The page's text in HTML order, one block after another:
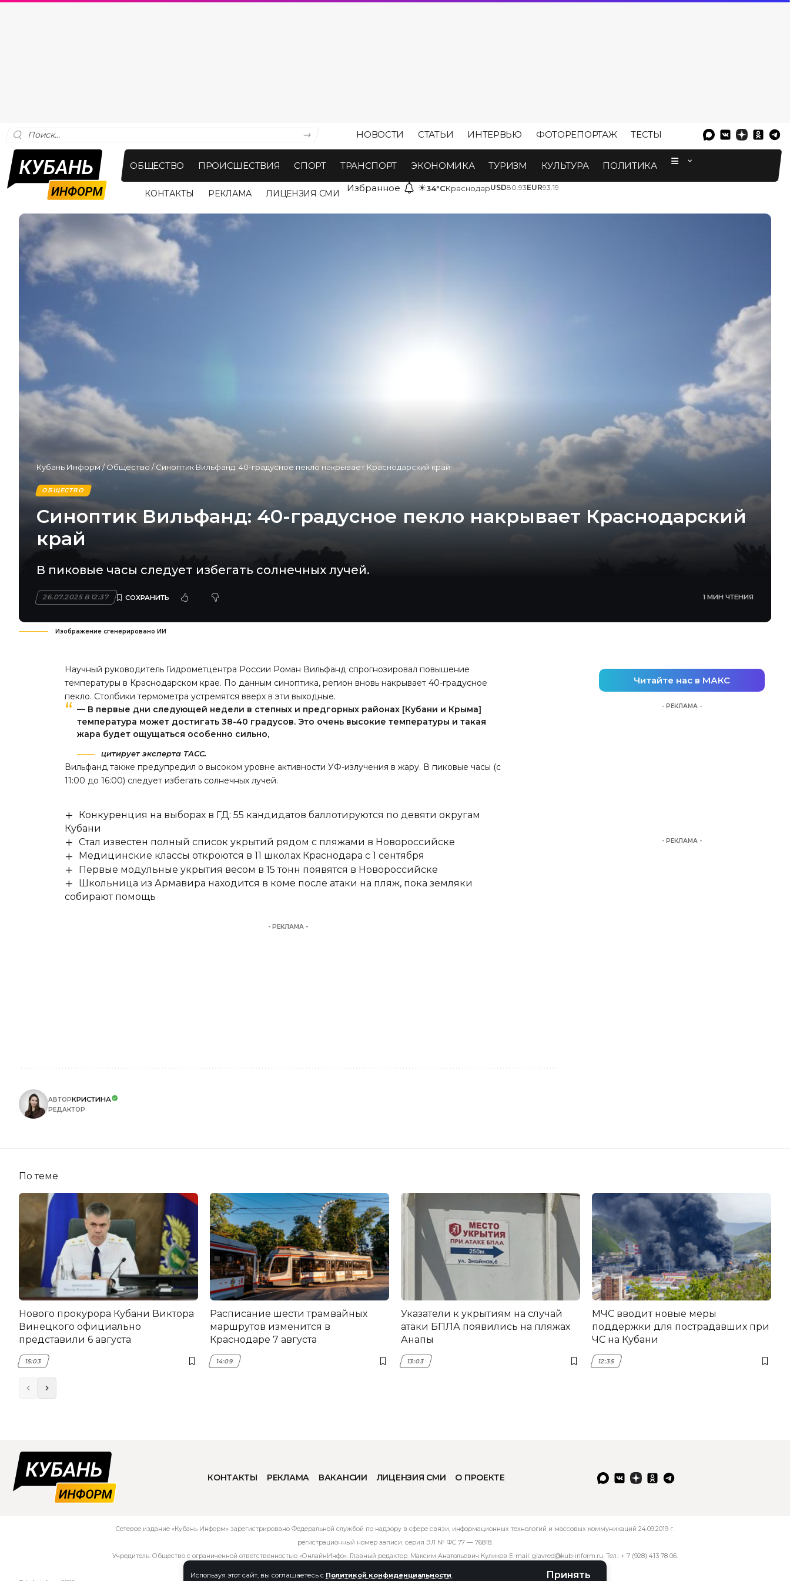
Используя этот сайт, вы соглашаетесь с Политикой конфиденциальности Принять
НОВОСТИ СТАТЬИ ИНТЕРВЬЮ ФОТОРЕПОРТАЖ ТЕСТЫ
ОБЩЕСТВО ПРОИСШЕСТВИЯ СПОРТ ТРАНСПОРТ ЭКОНОМИКА ТУРИЗМ КУЛЬТУРА ПОЛИТИКА
КОНТАКТЫ РЕКЛАМА ЛИЦЕНЗИЯ СМИ Избранное ☀34°CКраснодарUSD80.93EUR93.19
Кубань Информ/Общество /Синоптик Вильфанд: 40-градусное пекло накрывает Краснодарский край
ОБЩЕСТВО
Синоптик Вильфанд: 40-градусное пекло накрывает Краснодарский
край
В пиковые часы следует избегать солнечных лучей.
26.07.2025 В 12:37 1 МИН ЧТЕНИЯ
Изображение сгенерировано ИИ
Научный руководитель Гидрометцентра России Роман Вильфанд спрогнозировал повышение
температуры в Краснодарском крае. По данным синоптика, регион вновь накрывает 40-градусное
пекло. Столбики термометра устремятся вверх в эти выходные.
— В первые дни следующей недели в степных и предгорных районах [Кубани и Крыма]
температура может достигать 38-40 градусов. Это очень высокие температуры и такая
жара будет ощущаться особенно сильно,
цитирует эксперта ТАСС.
Вильфанд также предупредил о высоком уровне активности УФ-излучения в жару. В пиковые часы (с
11:00 до 16:00) следует избегать солнечных лучей.
Конкуренция на выборах в ГД: 55 кандидатов баллотируются по девяти округам
Кубани
Стал известен полный список укрытий рядом с пляжами в Новороссийске
Медицинские классы откроются в 11 школах Краснодара с 1 сентября
Первые модульные укрытия весом в 15 тонн появятся в Новороссийске
Школьница из Армавира находится в коме после атаки на пляж, пока земляки
собирают помощь
- РЕКЛАМА -
АВТОРКРИСТИНА
РЕДАКТОР
Читайте нас в МАКС
- РЕКЛАМА -
- РЕКЛАМА -
По теме
Нового прокурора Кубани Виктора
Винецкого официально
представили 6 августа
15:03
Расписание шести трамвайных
маршрутов изменится в
Краснодаре 7 августа
14:09
Указатели к укрытиям на случай
атаки БПЛА появились на пляжах
Анапы
13:03
МЧС вводит новые меры
поддержки для пострадавших при
ЧС на Кубани
12:35
КОНТАКТЫ РЕКЛАМА ВАКАНСИИ ЛИЦЕНЗИЯ СМИ О ПРОЕКТЕ
Сетевое издание «Кубань Информ» зарегистрировано Федеральной службой по надзору в сфере связи, информационных технологий и массовых коммуникаций 24.09.2019 г.
регистрационный номер записи: серия ЭЛ № ФС 77 — 76818.
Учредитель: Общество с ограниченной ответственностью «ОнлайнИнфо». Главный редактор: Максим Анатольевич Куликов E-mail: glavred@kub-inform.ru. Тел.: + 7 (928) 413 78 06.